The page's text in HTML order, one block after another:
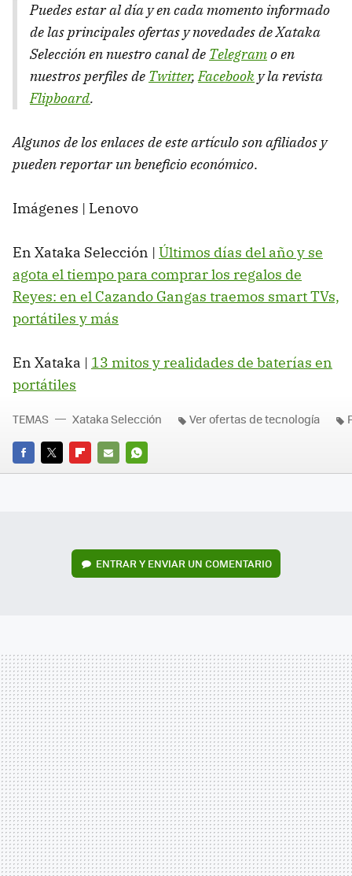
Puedes estar al día y en cada momento informado
de las principales ofertas y novedades de Xataka
Selección en nuestro canal de Telegramo en
nuestros perfiles de Twitter,Facebook y la revista
Flipboard.
Algunos de los enlaces de este artículo son afiliados y
pueden reportar un beneficio económico.
Imágenes | Lenovo
En Xataka Selección | Últimos días del año y se
agota el tiempo para comprar los regalos de
Reyes: en el Cazando Gangas traemos smart TVs,
portátiles y más
En Xataka | 13 mitos y realidades de baterías en
portátiles
FACEBOOK
TWITTERFLIPBOARD
E-
WHATSAPP
TEMAS Xataka Selección Ver ofertas de tecnología
ENTRAR Y ENVIAR UN COMENTARIO